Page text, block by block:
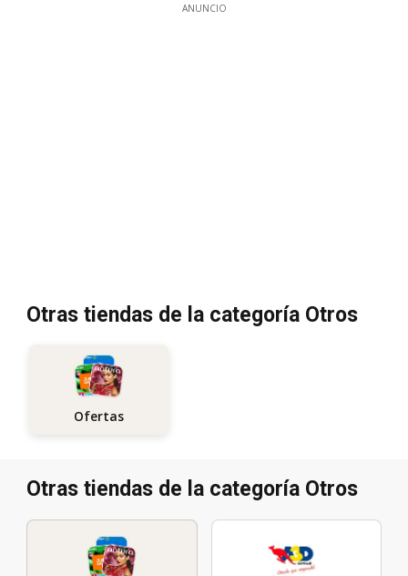
ANUNCIO
Otras tiendas de la categoría Otros
Ofertas
Otras tiendas de la categoría Otros